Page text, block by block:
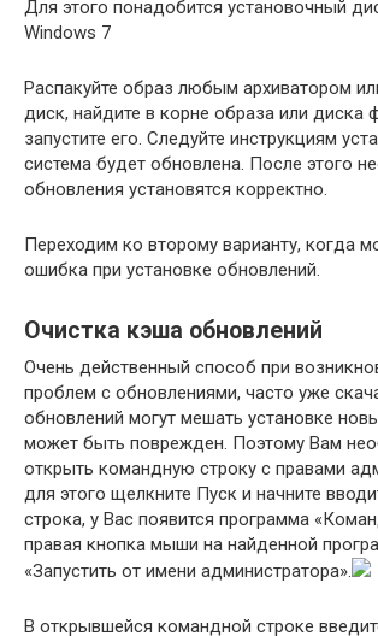
Для этого понадобится установочный
Windows 7
Распакуйте образ любым архиватором
диск, найдите в корне образа или диска
запустите его. Следуйте инструкциям
система будет обновлена. После этого
обновления установятся корректно.
Переходим ко второму варианту, когда
ошибка при установке обновлений.
Очистка кэша обновлений
Очень действенный способ при
проблем с обновлениями, часто уже
обновлений могут мешать установке
может быть поврежден. Поэтому Вам
открыть командную строку с правами
для этого щелкните Пуск и начните
строка, у Вас появится программа
правая кнопка мыши на найденной
«Запустить от имени администратора».
В открывшейся командной строке